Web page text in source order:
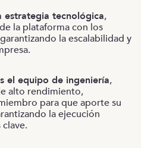
estrategia tecnológica,
la plataforma con los
la escalabilidad y
el equipo de ingeniería,
alto rendimiento,
para que aporte su
la ejecución